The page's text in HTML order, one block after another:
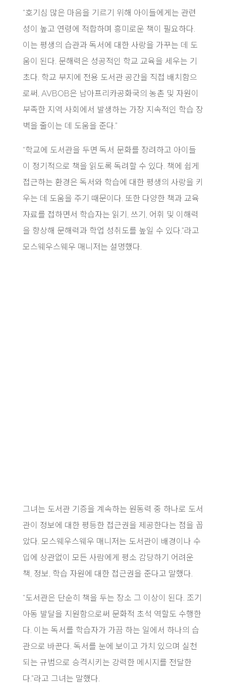
“호기심 많은 마음을 기르기 위해 아이들에게는 관련
성이 높고 연령에 적합하며 흥미로운 책이 필요하다.
이는 평생의 습관과 독서에 대한 사랑을 가꾸는 데 도
움이 된다. 문해력은 성공적인 학교 교육을 세우는 기
초다. 학교 부지에 전용 도서관 공간을 직접 배치함으
로써, AVBOB은 남아프리카공화국의 농촌 및 자원이
부족한 지역 사회에서 발생하는 가장 지속적인 학습 장
벽을 줄이는 데 도움을 준다.”
“학교에 도서관을 두면 독서 문화를 장려하고 아이들
이 정기적으로 책을 읽도록 독려할 수 있다. 책에 쉽게
접근하는 환경은 독서와 학습에 대한 평생의 사랑을 키
우는 데 도움을 주기 때문이다. 또한 다양한 책과 교육
자료를 접하면서 학습자는 읽기, 쓰기, 어휘 및 이해력
을 향상해 문해력과 학업 성취도를 높일 수 있다.”라고
모스웨우스웨우 매니저는 설명했다.
그녀는 도서관 기증을 계속하는 원동력 중 하나로 도서
관이 정보에 대한 평등한 접근권을 제공한다는 점을 꼽
았다. 모스웨우스웨우 매니저는 도서관이 배경이나 수
입에 상관없이 모든 사람에게 평소 감당하기 어려운
책, 정보, 학습 자원에 대한 접근권을 준다고 말했다.
“도서관은 단순히 책을 두는 장소 그 이상이 된다. 조기
아동 발달을 지원함으로써 문화적 초석 역할도 수행한
다. 이는 독서를 학습자가 가끔 하는 일에서 하나의 습
관으로 바꾼다. 독서를 눈에 보이고 가치 있으며 실천
되는 규범으로 승격시키는 강력한 메시지를 전달한
다.”라고 그녀는 말했다.